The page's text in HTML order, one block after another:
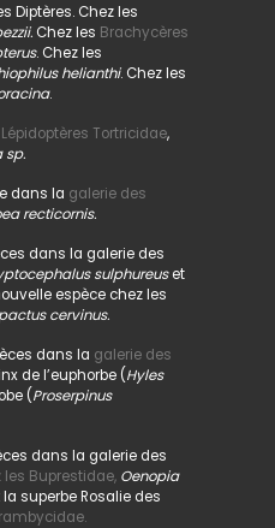
Diptères. Chez les
Chez les Brachycères
. Chez les
helianthi. Chez les
.
Tortricidae,
sp.
dans la galerie des
recticornis.
dans la galerie des
sulphureuset
espèce chez les
cervinus.
dans la galerie des
de l’euphorbe (Hyles
(Proserpinus
dans la galerie des
les Buprestidae, Oenopia
superbe Rosalie des